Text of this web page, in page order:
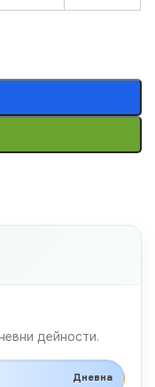
дейности.
Дневна